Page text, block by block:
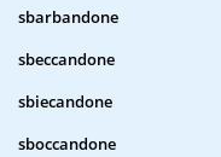
sbarbandone
sbeccandone
sbiecandone
sboccandone